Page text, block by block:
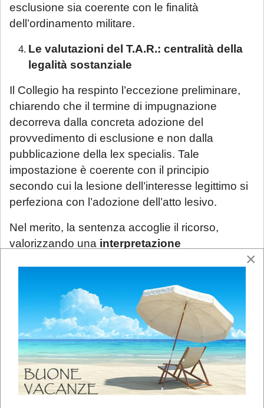
esclusione sia coerente con le finalità
dell’ordinamento militare.
Le valutazioni del T.A.R.: centralità della
legalità sostanziale
Il Collegio ha respinto l’eccezione preliminare,
chiarendo che il termine di impugnazione
decorreva dalla concreta adozione del
provvedimento di esclusione e non dalla
pubblicazione della lex specialis. Tale
impostazione è coerente con il principio
secondo cui la lesione dell’interesse legittimo si
perfeziona con l’adozione dell’atto lesivo.
Nel merito, la sentenza accoglie il ricorso,
valorizzando una interpretazione
di non colpevolezza) e dei principi di
proporzionalità e ragionevolezza.
Il Collegio ha sottolineato lanatura non
equiparabile al reclutamento esternodella
procedura per l’immissione nei ruoli VSP,
trattandosi di una progressione interna
personale già in servizio. Tale considerazione
×